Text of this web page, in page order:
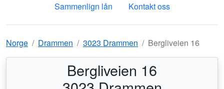
Sammenlign lån
Kontakt oss
Norge Drammen 3023 Drammen Bergliveien 16
Bergliveien 16